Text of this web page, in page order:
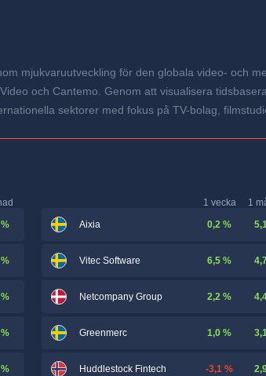
mjukvaruutveckling för den globala video- och
och Cantemo. Genom att visualisera
sektorer med fokus på TV-bolag,
1 vecka
1
Aixia
0,2 %
Vitec Software 6,5 %
Netcompany Group 2,2 %
Greenmerc 1,0 %
Huddlestock Fintech -3,1 %